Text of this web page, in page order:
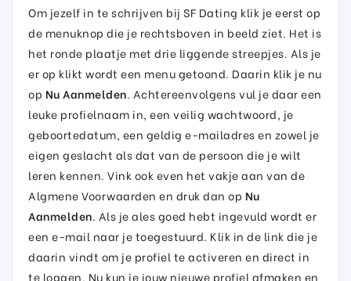
Om jezelf in te schrijven bij SF Dating klik je eerst op
de menuknop die je rechtsboven in beeld ziet. Het is
het ronde plaatje met drie liggende streepjes. Als je
er op klikt wordt een menu getoond. Daarin klik je nu
op Nu Aanmelden. Achtereenvolgens vul je daar een
leuke profielnaam in, een veilig wachtwoord, je
geboortedatum, een geldig e-mailadres en zowel je
eigen geslacht als dat van de persoon die je wilt
leren kennen. Vink ook even het vakje aan van de
Algmene Voorwaarden en druk dan op Nu
Aanmelden. Als je ales goed hebt ingevuld wordt er
een e-mail naar je toegestuurd. Klik in de link die je
daarin vindt om je profiel te activeren en direct in
te loggen. Nu kun je jouw nieuwe profiel afmaken en